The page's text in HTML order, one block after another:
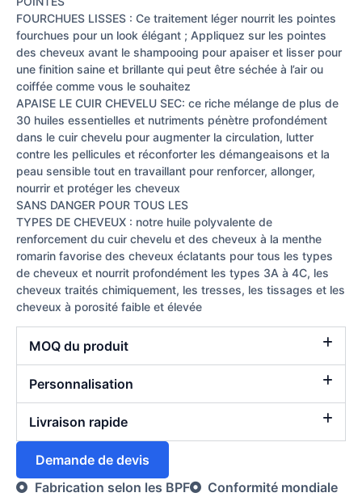
FOURCHUES LISSES : Ce traitement léger nourrit les pointes
fourchues pour un look élégant ; Appliquez sur les pointes
des cheveux avant le shampooing pour apaiser et lisser pour
une finition saine et brillante qui peut être séchée à l’air ou
coiffée comme vous le souhaitez
APAISE LE CUIR CHEVELU SEC: ce riche mélange de plus de
30 huiles essentielles et nutriments pénètre profondément
dans le cuir chevelu pour augmenter la circulation, lutter
contre les pellicules et réconforter les démangeaisons et la
peau sensible tout en travaillant pour renforcer, allonger,
nourrir et protéger les cheveux
SANS DANGER POUR TOUS LES
TYPES DE CHEVEUX : notre huile polyvalente de
renforcement du cuir chevelu et des cheveux à la menthe
romarin favorise des cheveux éclatants pour tous les types
de cheveux et nourrit profondément les types 3A à 4C, les
cheveux traités chimiquement, les tresses, les tissages et les
cheveux à porosité faible et élevée
MOQ du produit
Personnalisation
Livraison rapide
Demande de devis
Fabrication selon les BPF
Conformité mondiale